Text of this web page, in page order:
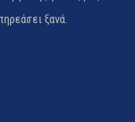
ξανά.